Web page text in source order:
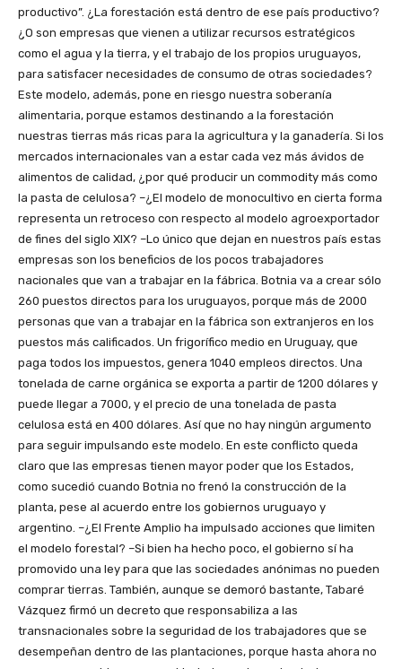
productivo”. ¿La forestación está dentro de ese país productivo?
¿O son empresas que vienen a utilizar recursos estratégicos
como el agua y la tierra, y el trabajo de los propios uruguayos,
para satisfacer necesidades de consumo de otras sociedades?
Este modelo, además, pone en riesgo nuestra soberanía
alimentaria, porque estamos destinando a la forestación
nuestras tierras más ricas para la agricultura y la ganadería. Si los
mercados internacionales van a estar cada vez más ávidos de
alimentos de calidad, ¿por qué producir un commodity más como
la pasta de celulosa? –¿El modelo de monocultivo en cierta forma
representa un retroceso con respecto al modelo agroexportador
de fines del siglo XIX? –Lo único que dejan en nuestros país estas
empresas son los beneficios de los pocos trabajadores
nacionales que van a trabajar en la fábrica. Botnia va a crear sólo
260 puestos directos para los uruguayos, porque más de 2000
personas que van a trabajar en la fábrica son extranjeros en los
puestos más calificados. Un frigorífico medio en Uruguay, que
paga todos los impuestos, genera 1040 empleos directos. Una
tonelada de carne orgánica se exporta a partir de 1200 dólares y
puede llegar a 7000, y el precio de una tonelada de pasta
celulosa está en 400 dólares. Así que no hay ningún argumento
para seguir impulsando este modelo. En este conflicto queda
claro que las empresas tienen mayor poder que los Estados,
como sucedió cuando Botnia no frenó la construcción de la
planta, pese al acuerdo entre los gobiernos uruguayo y
argentino. –¿El Frente Amplio ha impulsado acciones que limiten
el modelo forestal? –Si bien ha hecho poco, el gobierno sí ha
promovido una ley para que las sociedades anónimas no pueden
comprar tierras. También, aunque se demoró bastante, Tabaré
Vázquez firmó un decreto que responsabiliza a las
transnacionales sobre la seguridad de los trabajadores que se
desempeñan dentro de las plantaciones, porque hasta ahora no